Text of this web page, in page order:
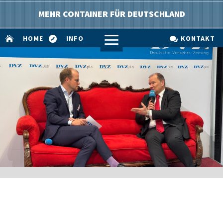
MEHR CONTAINER FÜR DEUTSCHLAND
 HOME  INFO a  KONTAKT